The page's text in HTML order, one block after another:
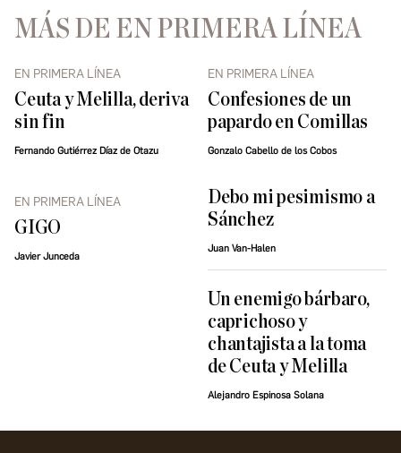
MÁS DE EN PRIMERA LÍNEA
EN PRIMERA LÍNEA
Ceuta y Melilla, deriva
sin fin
Fernando Gutiérrez Díaz de Otazu
EN PRIMERA LÍNEA
Confesiones de un
papardo en Comillas
Gonzalo Cabello de los Cobos
EN PRIMERA LÍNEA
GIGO
Javier Junceda
Debo mi pesimismo a
Sánchez
Juan Van-Halen
Un enemigo bárbaro,
caprichoso y
chantajista a la toma
de Ceuta y Melilla
Alejandro Espinosa Solana